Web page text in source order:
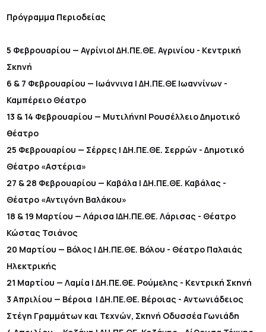
Πρόγραμμα Περιοδείας
5 Φεβρουαρίου — Αγρίνιο| ΔΗ.ΠΕ.ΘΕ. Αγρινίου - Κεντρική
Σκηνή
6 & 7 Φεβρουαρίου — Ιωάννινα | ΔΗ.ΠΕ.ΘΕ Ιωαννίνων -
Καμπέρειο Θέατρο
13 & 14 Φεβρουαρίου — Μυτιλήνη| Ρουσέλλειο Δημοτικό
θέατρο
25 Φεβρουαρίου — Σέρρες | ΔΗ.ΠΕ.ΘΕ. Σερρών - Δημοτικό
Θέατρο «Αστέρια»
27 & 28 Φεβρουαρίου — Καβάλα | ΔΗ.ΠΕ.ΘΕ. Καβάλας -
Θέατρο «Αντιγόνη Βαλάκου»
18 & 19 Μαρτίου — Λάρισα |ΔΗ.ΠΕ.ΘΕ. Λάρισας - Θέατρο
Κώστας Τσιάνος
20 Μαρτίου — Βόλος | ΔΗ.ΠΕ.ΘΕ. Βόλου - Θέατρο Παλαιάς
Ηλεκτρικής
21 Μαρτίου — Λαμία | ΔΗ.ΠΕ.ΘΕ. Ρούμελης - Κεντρική Σκηνή
3 Απριλίου — Βέροια | ΔΗ.ΠΕ.ΘΕ. Βέροιας - Αντωνιάδειος
Στέγη Γραμμάτων και Τεχνών, Σκηνή Οδυσσέα Γωνιάδη